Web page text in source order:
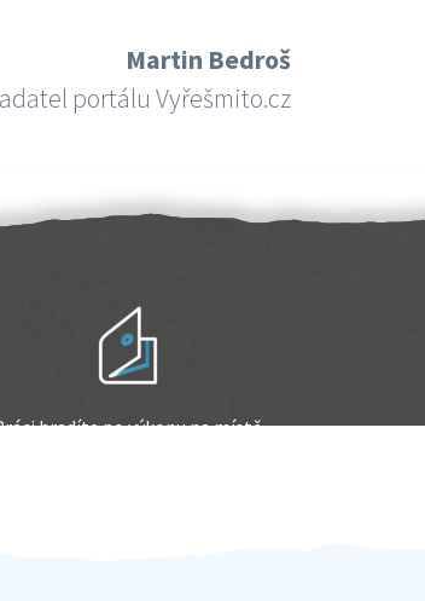
Martin Bedroš
portálu Vyřešmito.cz
hradíte po výkonu na místě